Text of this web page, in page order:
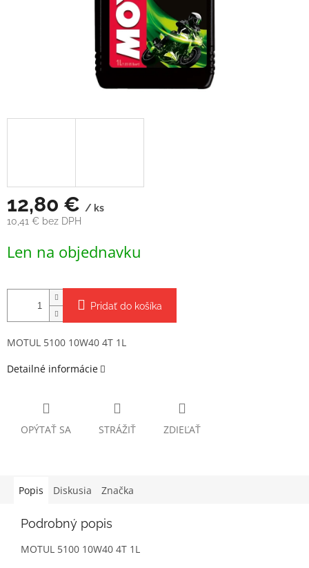
12,80 € / ks
10,41 € bez DPH
cena:
Len na objednavku
Pridať do košíka
MOTUL 5100 10W40 4T 1L
Detailné informácie
OPÝTAŤ SA STRÁŽIŤ ZDIEĽAŤ
Popis Diskusia Značka
Podrobný popis
MOTUL 5100 10W40 4T 1L